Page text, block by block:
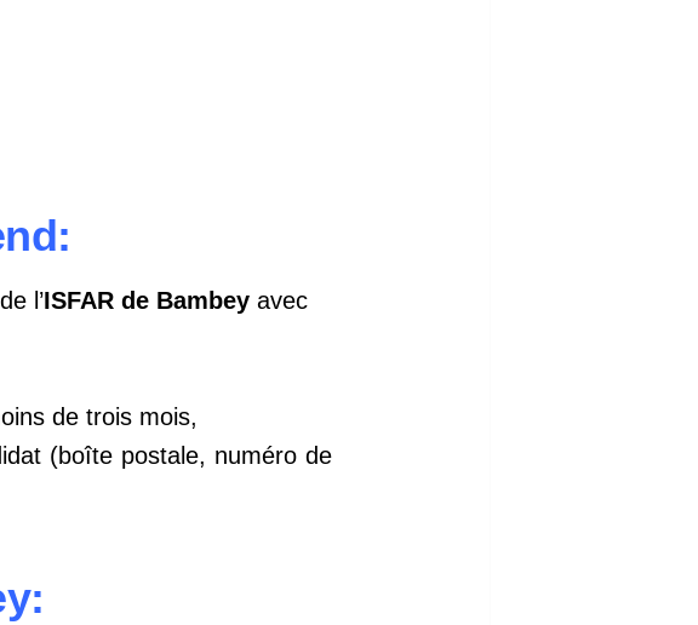
l’ISFAR de Bambey avec
de trois mois,
(boîte postale, numéro de
: